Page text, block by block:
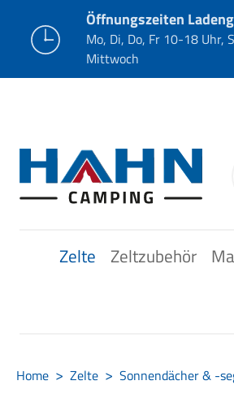
Öffnungszeiten
Mo, Di, Do, Fr 10-18 Uhr,
Mittwoch
Zelte Zeltzubehör
Home Zelte Sonnendächer & -